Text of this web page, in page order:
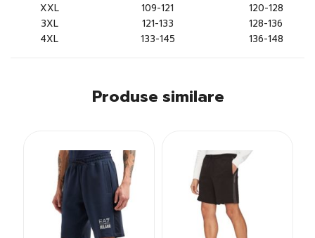
XXL
109-121
120-128
3XL
121-133
128-136
4XL
133-145 136-148
Produse similare